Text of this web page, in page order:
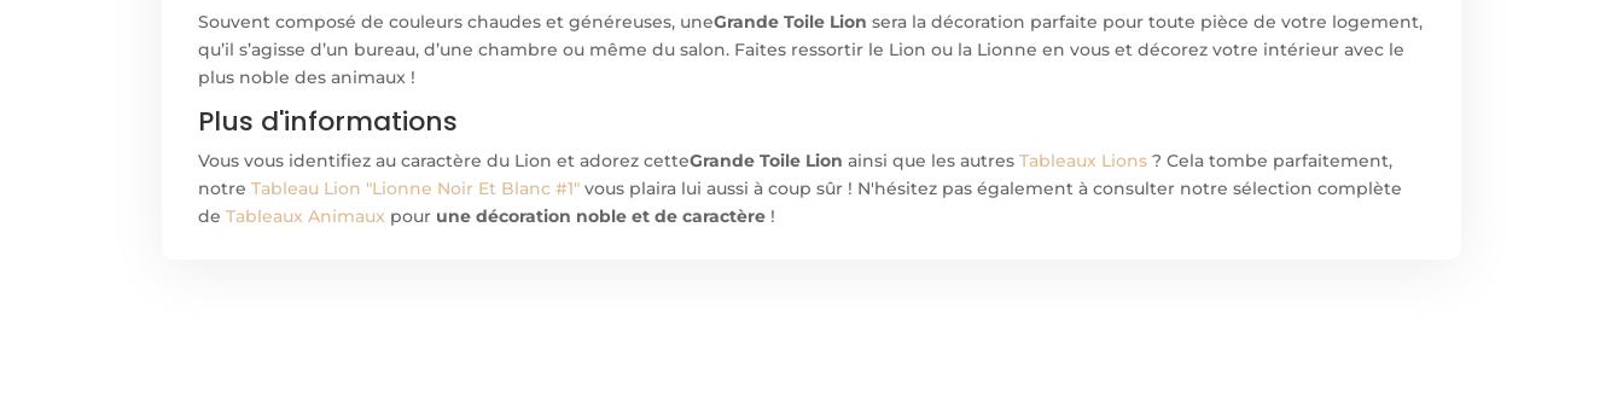
Souvent composé de couleurs chaudes et généreuses, uneGrande Toile Lion sera la décoration parfaite pour toute pièce de votre logement,
qu’il s’agisse d’un bureau, d’une chambre ou même du salon. Faites ressortir le Lion ou la Lionne en vous et décorez votre intérieur avec le
plus noble des animaux !
Plus d'informations
Vous vous identifiez au caractère du Lion et adorez cetteGrande Toile Lion ainsi que les autresTableaux Lions ? Cela tombe parfaitement,
notreTableau Lion "Lionne Noir Et Blanc #1" vous plaira lui aussi à coup sûr ! N'hésitez pas également à consulter notre sélection complète
deTableaux Animaux pour une décoration noble et de caractère !